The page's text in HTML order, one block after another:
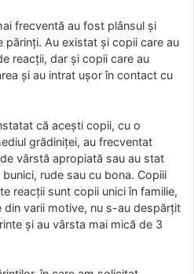
frecventă au fost plânsul și
părinți. Au existat și copii care au
reacții, dar și copii care au
și au intrat ușor în contact cu
că acești copii, cu o
grădiniței, au frecventat
vârstă apropiată sau au stat
rude sau cu bona. Copiii
reacții sunt copii unici în familie,
din varii motive, nu s-au despărțit
și au vârsta mai mică de 3